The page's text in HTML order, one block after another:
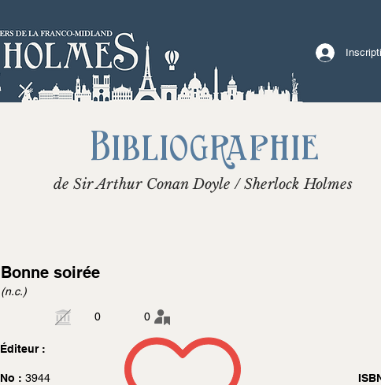
Bibliographie
de Sir Arthur Conan Doyle / Sherlock Holmes
Bonne soirée
(n.c.)
0
0
Éditeur :
No : 3944